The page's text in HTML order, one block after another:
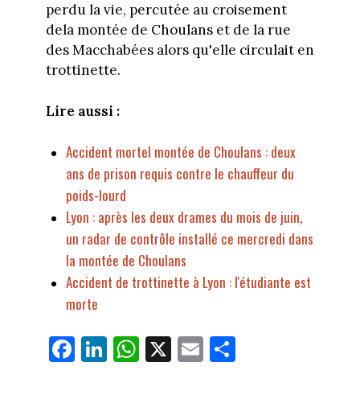
perdu la vie, percutée au croisement
dela montée de Choulans et de la rue
des Macchabées alors qu'elle circulait en
trottinette.
Lire aussi :
Accident mortel montée de Choulans : deux
ans de prison requis contre le chauffeur du
poids-lourd
Lyon : après les deux drames du mois de juin,
un radar de contrôle installé ce mercredi dans
la montée de Choulans
Accident de trottinette à Lyon : l'étudiante est
morte
Fa
ce
Li
nk
W
ha
X E
m
Pa